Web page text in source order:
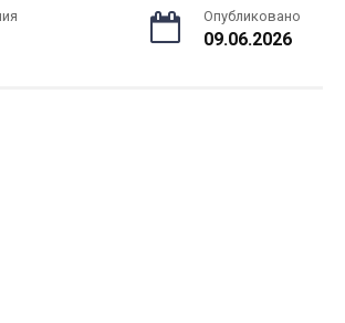
Опубликовано
09.06.2026